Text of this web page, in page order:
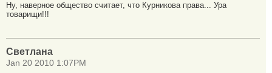
Ну, наверное общество считает, что Курникова права... Ура
товарищи!!!
Светлана
Jan 20 2010 1:07PM